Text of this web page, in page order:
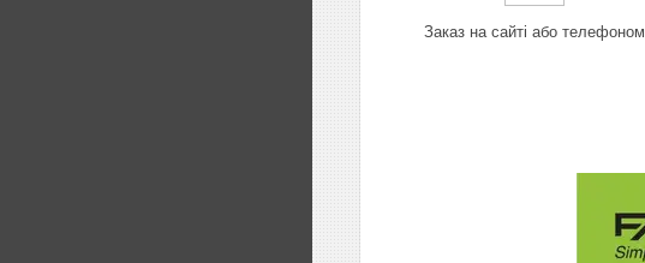
Заказ на сайті або телефоном